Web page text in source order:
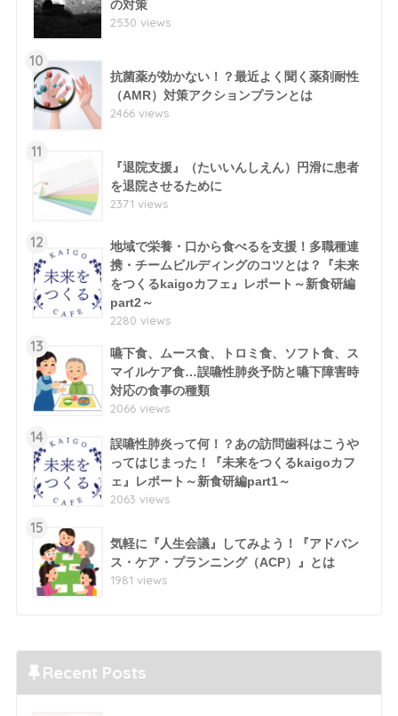
の対策
2530 views
10
抗菌薬が効かない！？最近よく聞く薬剤耐性
（AMR）対策アクションプランとは
2466 views
11
『退院支援』（たいいんしえん）円滑に患者
を退院させるために
2371 views
12
地域で栄養・口から食べるを支援！多職種連
携・チームビルディングのコツとは？『未来
をつくるkaigoカフェ』レポート～新食研編
part2～
2280 views
13
嚥下食、ムース食、トロミ食、ソフト食、ス
マイルケア食…誤嚥性肺炎予防と嚥下障害時
対応の食事の種類
2066 views
14
誤嚥性肺炎って何！？あの訪問歯科はこうや
ってはじまった！『未来をつくるkaigoカフ
ェ』レポート～新食研編part1～
2063 views
15
気軽に『人生会議』してみよう！『アドバン
ス・ケア・プランニング（ACP）』とは
1981 views
Recent Posts